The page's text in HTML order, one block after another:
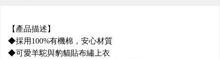
【產品描述】
◆採用100%有機棉，安心材質
◆可愛羊駝與豹貓貼布繡上衣